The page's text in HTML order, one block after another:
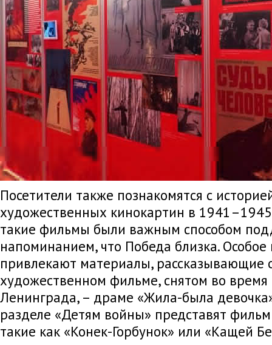
Посетители также познакомятся с
художественных кинокартин в
такие фильмы были важным способом
напоминанием, что Победа близка.
привлекают материалы, рассказывающие
художественном фильме, снятом во
Ленинграда, – драме «Жила-была
разделе «Детям войны» представят
такие как «Конек-Горбунок» или «Кащей